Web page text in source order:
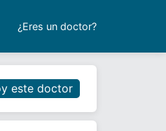
¿Eres un doctor?
Reservar cita
este doctor